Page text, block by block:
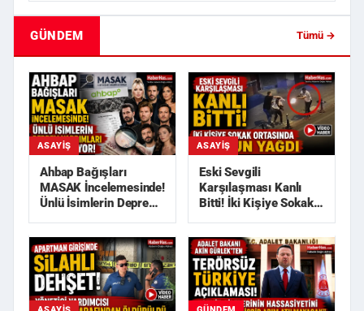
GÜNDEM Tümü →
ASAYIŞ
Ahbap Bağışları
MASAK İncelemesinde!
Ünlü İsimlerin Deprem
ASAYIŞ
Eski Sevgili
Karşılaşması Kanlı
Bitti! İki Kişiye Sokak
Yağdı